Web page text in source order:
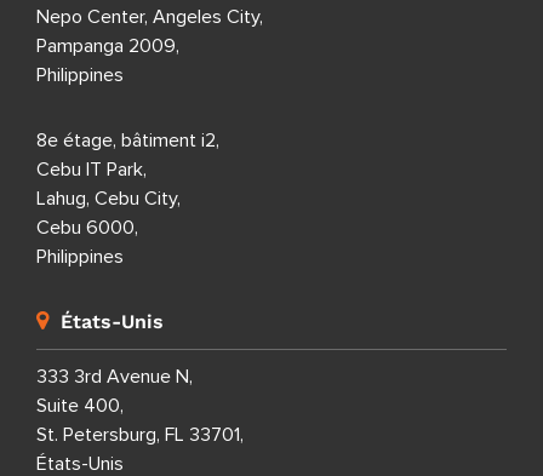
Nepo Center, Angeles City,
Pampanga 2009,
Philippines
8e étage, bâtiment i2,
Cebu IT Park,
Lahug, Cebu City,
Cebu 6000,
Philippines
États-Unis
333 3rd Avenue N,
Suite 400,
St. Petersburg, FL 33701,
États-Unis